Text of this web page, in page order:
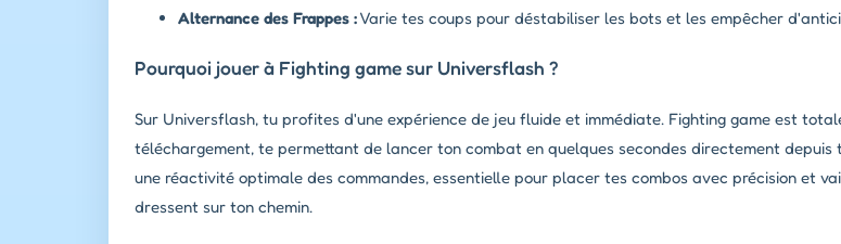
Alternance des Frappes :Varie tes coups pour déstabiliser les bots et les empêcher
Pourquoi jouer à Fighting game sur Universflash ?
Sur Universflash, tu profites d'une expérience de jeu fluide et immédiate. Fighting game est
téléchargement, te permettant de lancer ton combat en quelques secondes directement depuis
une réactivité optimale des commandes, essentielle pour placer tes combos avec précision et
dressent sur ton chemin.